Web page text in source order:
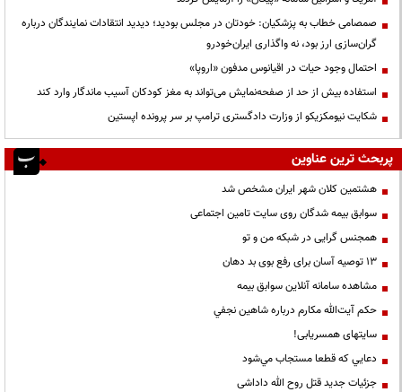
صمصامی خطاب به پزشکیان: خودتان در مجلس بودید؛ دیدید انتقادات نمایندگان درباره
گران‌سازی ارز بود، نه واگذاری ایران‌خودرو
احتمال وجود حیات در اقیانوس مدفون «اروپا»
استفاده بیش از حد از صفحه‌نمایش می‌تواند به مغز کودکان آسیب ماندگار وارد کند
شکایت نیومکزیکو از وزارت دادگستری ترامپ بر سر پرونده اپستین
پربحث ترین عناوین
هشتمین کلان شهر ایران مشخص شد
سوابق بیمه شدگان روی سایت تامین اجتماعی
همجنس گرایی در شبکه من و تو
13 توصیه آسان برای رفع بوی بد دهان
مشاهده سامانه آنلاين سوابق بیمه
حكم آيت‌الله مكارم درباره شاهين نجفي
سایتهای همسریابی!
دعايي كه قطعا مستجاب مي‌شود
جزئیات جدید قتل روح الله داداشی